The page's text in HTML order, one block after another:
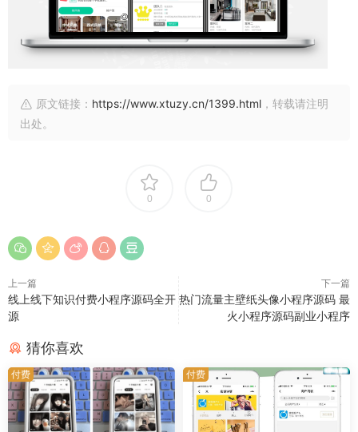
原文链接： https://www.xtuzy.cn/1399.html ，转载请注明
出处。
0 0
上一篇
线上线下知识付费小程序源码全开
源
下一篇
热门流量主壁纸头像小程序源码 最
火小程序源码副业小程序
猜你喜欢
付费 付费